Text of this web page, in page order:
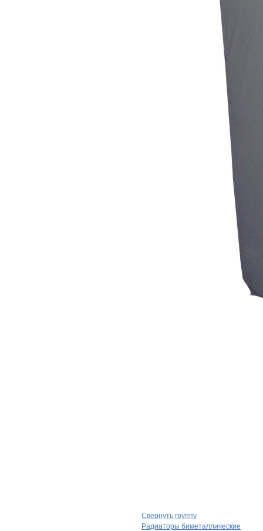
Свернуть группу
Радиаторы биметаллические